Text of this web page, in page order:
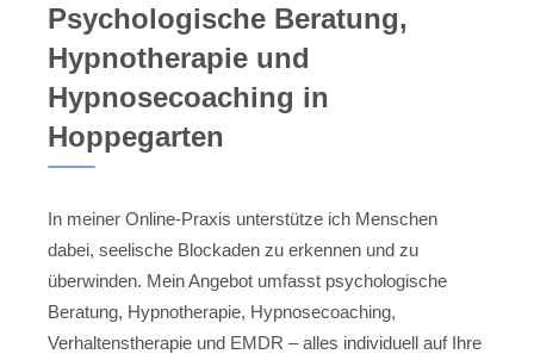
Psychologische Beratung,
Hypnotherapie und
Hypnosecoaching in
Hoppegarten
In meiner Online-Praxis unterstütze ich Menschen
dabei, seelische Blockaden zu erkennen und zu
überwinden. Mein Angebot umfasst psychologische
Beratung, Hypnotherapie, Hypnosecoaching,
Verhaltenstherapie und EMDR – alles individuell auf Ihre